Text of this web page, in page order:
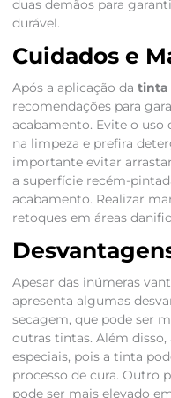
duas demãos para
durável.
Cuidados e
Após a aplicação da tinta
recomendações para
acabamento. Evite o
na limpeza e prefira
importante evitar
a superfície recém-
acabamento. Realizar
retoques em áreas
Apesar das inúmeras
apresenta algumas
secagem, que pode ser
outras tintas. Além
especiais, pois a tinta
processo de cura. Outro
pode ser mais elevado